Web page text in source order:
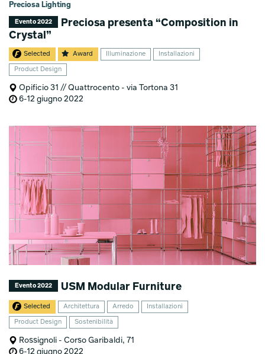
Preciosa Lighting
Evento 2022
Preciosa presenta “Composition in
Crystal”
Selected Award Illuminazione Installazioni
Product Design
Opificio 31 // Quattrocento - via Tortona 31
6-12 giugno 2022
Evento 2022 USM Modular Furniture
Selected Architettura Arredo Installazioni
Product Design Sostenibilità
Rossignoli - Corso Garibaldi, 71
6-12 giugno 2022